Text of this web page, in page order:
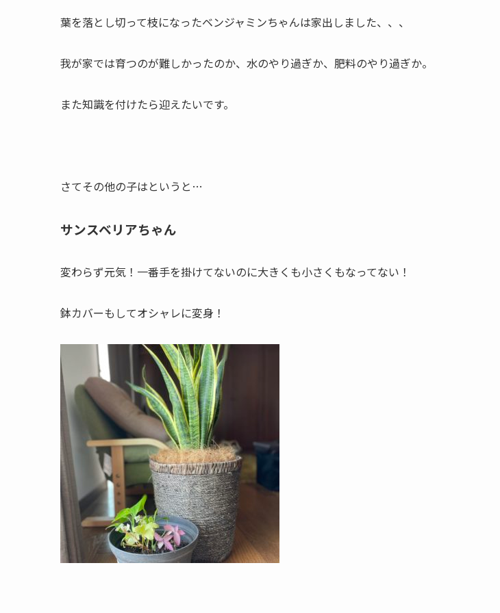
葉を落とし切って枝になったベンジャミンちゃんは家出しました、、、
我が家では育つのが難しかったのか、水のやり過ぎか、肥料のやり過ぎか。
また知識を付けたら迎えたいです。
さてその他の子はというと…
サンスベリアちゃん
変わらず元気！一番手を掛けてないのに大きくも小さくもなってない！
鉢カバーもしてオシャレに変身！